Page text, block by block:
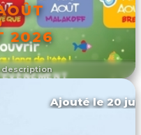
description
2026
Ajouté le 20